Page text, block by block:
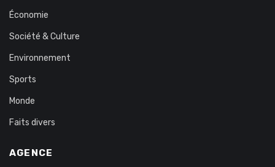
Économie
Société & Culture
Environnement
Sports
Monde
Faits divers
AGENCE